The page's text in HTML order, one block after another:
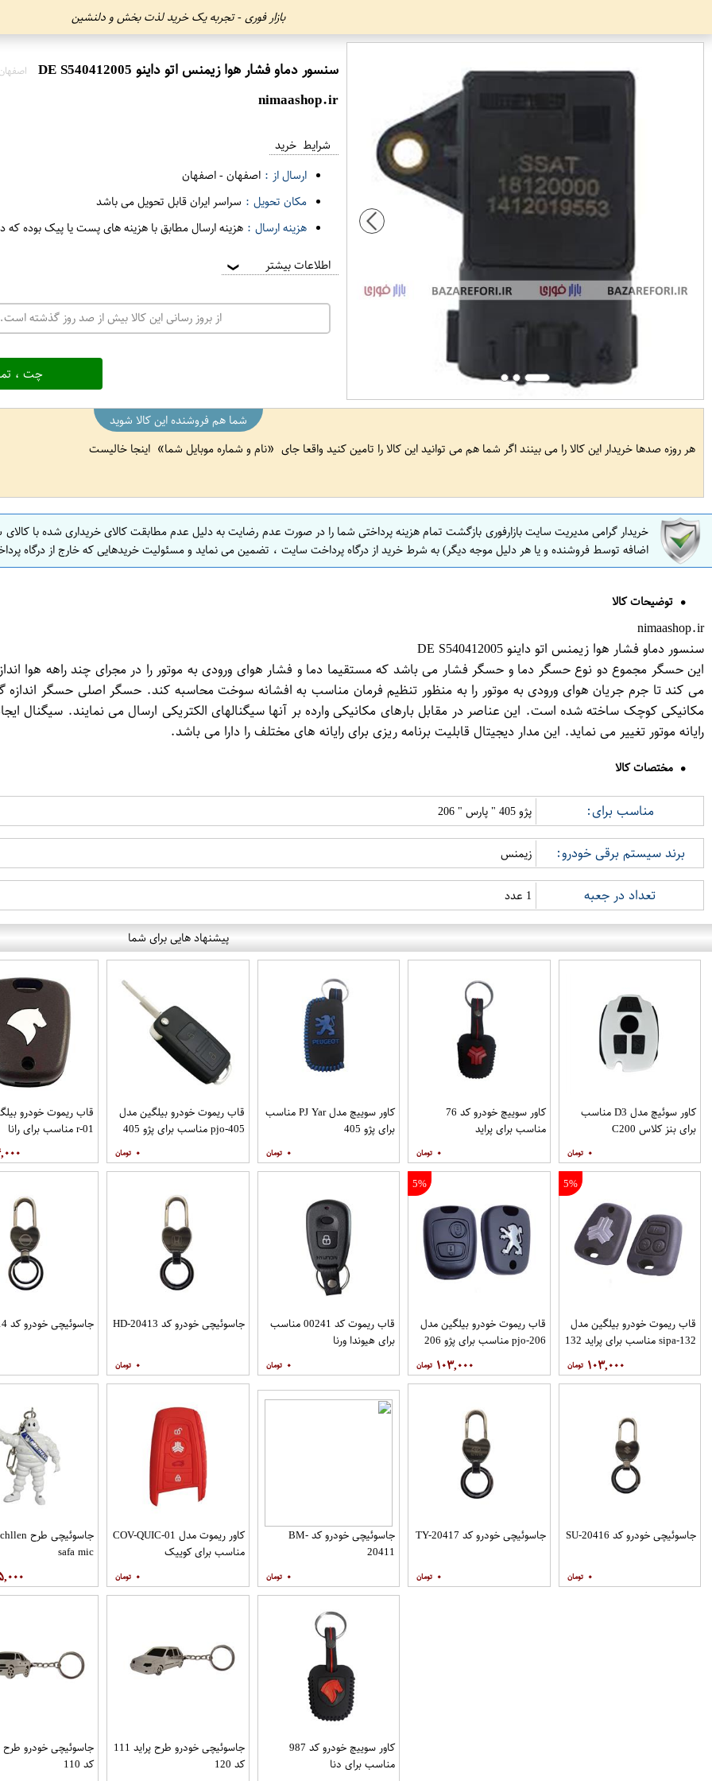
بازار فوری - تجربه یک خرید لذت بخش و دلنشین
سنسور دماو فشار هوا زیمنس اتو داینو DE S540412005
nimaashop.ir
شرایط خرید
ارسال از : اصفهان-اصفهان
مکان تحویل : سراسر ایران قابل تحویل می باشد
هزینه ارسال : هزینه ارسال مطابق با هزینه های پست یا پیک بوده
اطلاعات بیشتر ❯
از بروز رسانی این کالا بیش از صد روز گذشته
چت ،
شما هم فروشنده این کالا شوید
هر روزه صدها خریدار این کالا را می بینند اگر شما هم می توانید این کالا را تامین کنید واقعا جای
نام و شماره موبایل شما اینجا خالیست
خریدار گرامی مدیریت سایت بازارفوری بازگشت تمام هزینه پرداختی شما را در صورت عدم رضایت به دلیل عدم مطابقت کالای خریداری شده با
اضافه توسط فروشنده و یا هر دلیل موجه دیگر) به شرط خرید از درگاه پرداخت سایت ، تضمین می نماید و مسئولیت خریدهایی که خارج از درگاه
توضیحات کالا
nimaashop.ir
سنسور دماو فشار هوا زیمنس اتو داینو DE S540412005
این حسگر مجموع دو نوع حسگر دما و حسگر فشار می باشد که مستقیما دما و فشار هوای ورودی به موتور را در مجرای چند راهه هوا
می کند تا جرم جریان هوای ورودی به موتور را به منظور تنظیم فرمان مناسب به افشانه سوخت محاسبه کند. حسگر اصلی حسگر اندازه
مکانیکی کوچک ساخته شده است. این عناصر در مقابل بارهای مکانیکی وارده بر آنها سیگنالهای الکتریکی ارسال می نمایند. سیگنال
رایانه موتور تغییر می نماید. این مدار دیجیتال قابلیت برنامه ریزی برای رایانه های مختلف را دارا می باشد.
مختصات کالا
مناسب برای: پژو 405 " پارس " 206
برند سیستم برقی خودرو: زیمنس
تعداد در جعبه 1 عدد
پیشنهاد هایی برای شما
کاور سوئیچ مدل D3 مناسب
برای بنز کلاس C200
۰
کاور سوییچ خودرو کد 76
مناسب برای پراید
۰
کاور سوییچ مدل PJ Yar مناسب
برای پژو 405
۰
قاب ریموت خودرو بیلگین مدل
pjo-405 مناسب برای پژو 405
۰
قاب ریموت خودرو
r-01 مناسب برای رانا
5%
قاب ریموت خودرو بیلگین مدل
sipa-132 مناسب برای پراید 132
۱۰۳,۰۰۰
5%
قاب ریموت خودرو بیلگین مدل
pjo-206 مناسب برای پژو 206
۱۰۳,۰۰۰
قاب ریموت کد 00241 مناسب
برای هیوندا ورنا
۰
جاسوئیچی خودرو کد HD-20413
۰
جاسوئیچی خودرو کد NS-20414
جاسوئیچی خودرو کد SU-20416
۰
جاسوئیچی خودرو کد TY-20417
۰
جاسوئیچی خودرو کد BM-
20411
۰
کاور ریموت مدل COV-QUIC-01
مناسب برای کوییک
۰
safa mic
کاور سوییچ خودرو کد 987
مناسب برای دنا
جاسوئیچی خودرو طرح پراید 111
کد 120
جاسوئیچی خودرو طرح
کد 110